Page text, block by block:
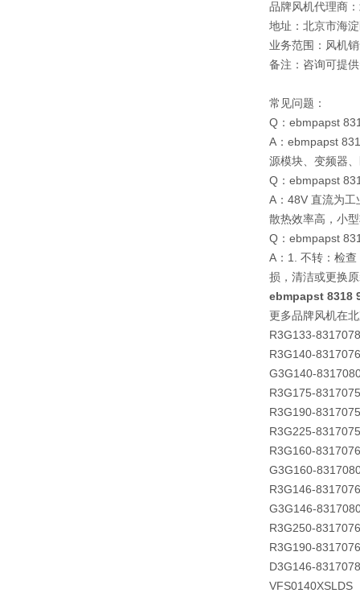
品牌风机代理商
地址：北京市海
业务范围：风机
备注：咨询可提
常见问题：
Q：ebmpapst
A：ebmpapst
源模块、变频器
Q：ebmpapst
A：48V 直流为
散热效率高，小
Q：ebmpapst
A：1. 不转：检
损，清洁或更换
ebmpapst 8318
更多品牌风机在
R3G133-
R3G140-
G3G140-
R3G175-
R3G190-
R3G225-
R3G160-
G3G160-
R3G146-
G3G146-
R3G250-
R3G190-
D3G146-
VFS0140XSLDS